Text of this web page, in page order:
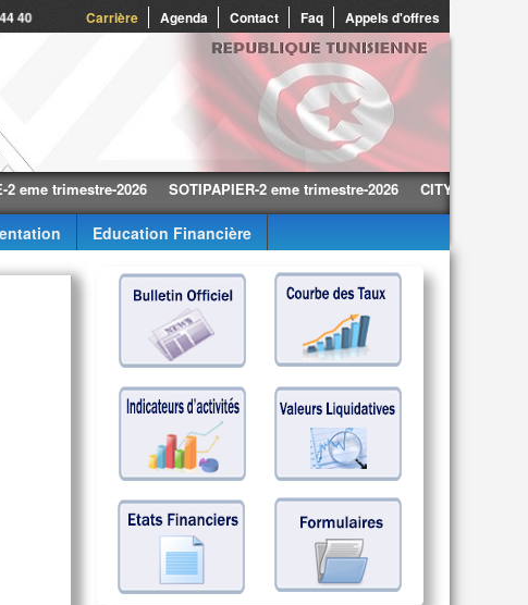
Carrière Agenda Contact Faq Appels d'offres
40
trimestre-2026 SOTIPAPIER-2 eme trimestre-2026 CITY CARS-2 eme
Education Financière